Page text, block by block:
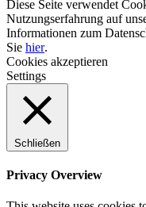
Diese Seite verwendet
Nutzungserfahrung auf
Informationen zum
Sie hier.
Cookies akzeptieren
Settings
Schließen
Privacy Overview